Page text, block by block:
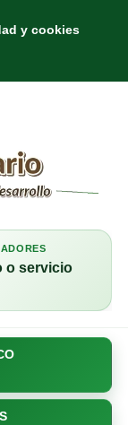
y cookies
o servicio